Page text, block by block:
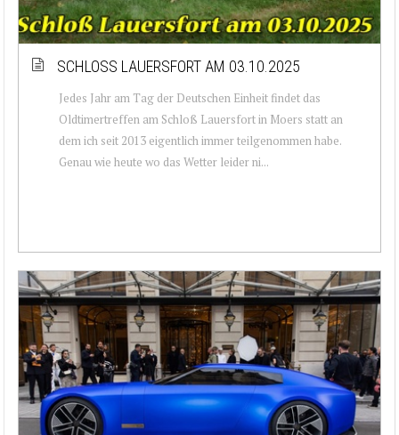
SCHLOSS LAUERSFORT AM 03.10.2025
Jedes Jahr am Tag der Deutschen Einheit findet das
Oldtimertreffen am Schloß Lauersfort in Moers statt an
dem ich seit 2013 eigentlich immer teilgenommen habe.
Genau wie heute wo das Wetter leider ni...